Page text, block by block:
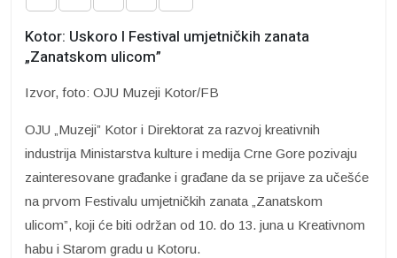
Kotor: Uskoro I Festival umjetničkih zanata
„Zanatskom ulicom”
Izvor, foto: OJU Muzeji Kotor/FB
OJU „Muzeji” Kotor i Direktorat za razvoj kreativnih
industrija Ministarstva kulture i medija Crne Gore pozivaju
zainteresovane građanke i građane da se prijave za učešće
na prvom Festivalu umjetničkih zanata „Zanatskom
ulicom”, koji će biti održan od 10. do 13. juna u Kreativnom
habu i Starom gradu u Kotoru.